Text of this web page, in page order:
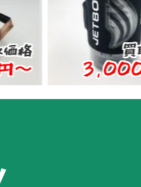
買取価格
3,000円〜